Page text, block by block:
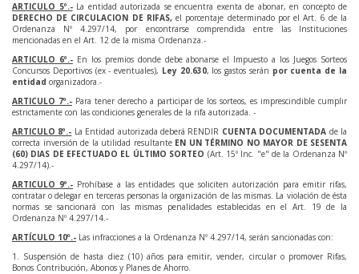
ARTICULO 5º.-La entidad autorizada se encuentra exenta de abonar, en concepto de
DERECHO DE CIRCULACION DE RIFAS,el porcentaje determinado por el Art. 6 de la
Ordenanza Nº 4.297/14, por encontrarse comprendida entre las Instituciones
mencionadas en el Art. 12 de la misma Ordenanza.-
ARTICULO 6º.-En los premios donde debe abonarse el Impuesto a los Juegos Sorteos
Concursos Deportivos (ex - eventuales), Ley 20.630, los gastos serán por cuenta de la
entidad organizadora.-
ARTICULO 7º.-Para tener derecho a participar de los sorteos, es imprescindible cumplir
estrictamente con las condiciones generales de la rifa autorizada. -
ARTICULO 8º.- La Entidad autorizada deberá RENDIR CUENTA DOCUMENTADA de la
correcta inversión de la utilidad resultante EN UN TÉRMINO NO MAYOR DE SESENTA
(60) DIAS DE EFECTUADO EL ÚLTIMO SORTEO (Art. 15º Inc. "e" de la Ordenanza Nº
4.297/14).-
ARTICULO 9º.- Prohíbase a las entidades que soliciten autorización para emitir rifas,
contratar o delegar en terceras personas la organización de las mismas. La violación de ésta
normas se sancionará con las mismas penalidades establecidas en el Art. 19 de la
Ordenanza Nº 4.297/14.-
ARTÍCULO 10º.- Las infracciones a la Ordenanza Nº 4.297/14, serán sancionadas con:
1. Suspensión de hasta diez (10) años para emitir, vender, circular o promover Rifas,
Bonos Contribución, Abonos y Planes de Ahorro.